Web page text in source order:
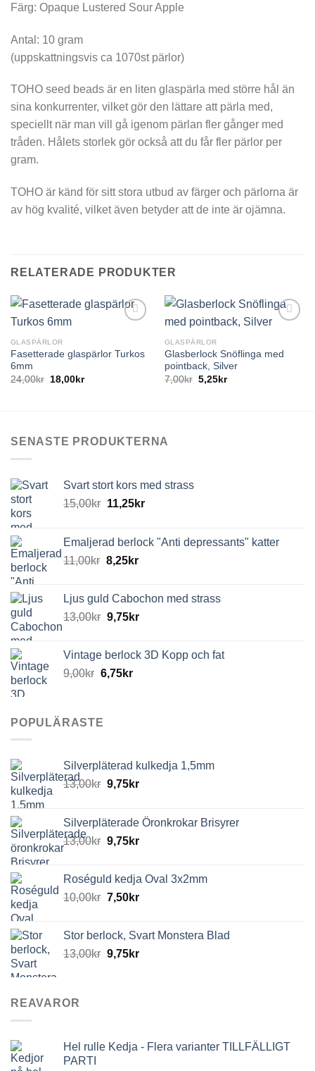
Färg: Opaque Lustered Sour Apple
Antal: 10 gram
(uppskattningsvis ca 1070st pärlor)
TOHO seed beads är en liten glaspärla med större hål än
sina konkurrenter, vilket gör den lättare att pärla med,
speciellt när man vill gå igenom pärlan fler gånger med
tråden. Hålets storlek gör också att du får fler pärlor per
gram.
TOHO är känd för sitt stora utbud av färger och pärlorna är
av hög kvalité, vilket även betyder att de inte är ojämna.
RELATERADE PRODUKTER
GLASPÄRLOR
Fasetterade glaspärlor Turkos
6mm
24,00kr 18,00kr
GLASPÄRLOR
Glasberlock Snöflinga med
pointback, Silver
7,00kr 5,25kr
SENASTE PRODUKTERNA
Svart stort kors med strass
15,00kr 11,25kr
Emaljerad berlock "Anti depressants" katter
11,00kr 8,25kr
Ljus guld Cabochon med strass
13,00kr 9,75kr
Vintage berlock 3D Kopp och fat
9,00kr 6,75kr
POPULÄRASTE
Silverpläterad kulkedja 1,5mm
13,00kr 9,75kr
Silverpläterade Öronkrokar Brisyrer
13,00kr 9,75kr
Roséguld kedja Oval 3x2mm
10,00kr 7,50kr
Stor berlock, Svart Monstera Blad
13,00kr 9,75kr
REAVAROR
Hel rulle Kedja - Flera varianter TILLFÄLLIGT
PARTI